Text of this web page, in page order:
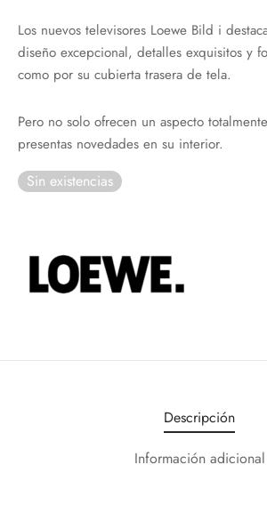
Los nuevos televisores Loewe Bild i
diseño excepcional, detalles exquisitos y
como por su cubierta trasera de tela.
Pero no solo ofrecen un aspecto
presentas novedades en su interior.
Sin existencias
Descripción
Información adicional